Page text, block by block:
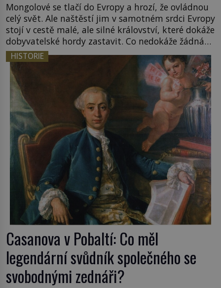
Mongolové se tlačí do Evropy a hrozí, že ovládnou
celý svět. Ale naštěstí jim v samotném srdci Evropy
stojí v cestě malé, ale silné království, které dokáže
dobyvatelské hordy zastavit. Co nedokáže žádná
z asijských říší, co nedokážou Němci – to dokáže
český král. Nebo že by ne? Mongolové od roku 1223
postupují podél Kaspického a Azovského moře, […]
HISTORIE
Casanova v Pobaltí: Co měl
legendární svůdník společného se
svobodnými zednáři?